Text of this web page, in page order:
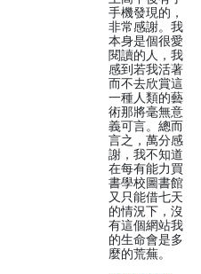
手機發現的，
非常感謝。我
本身是個很愛
閱讀的人，我
感到若我活著
而不去欣賞這
一種人類的藝
術那將毫無意
義可言。總而
言之，萬分感
謝，我不知道
在每有能力買
書學校圖書館
又只能借七天
的情況下，沒
有這個網站我
的生命會是多
麼的荒蕪。